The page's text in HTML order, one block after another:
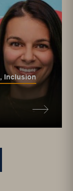
, Inclusion